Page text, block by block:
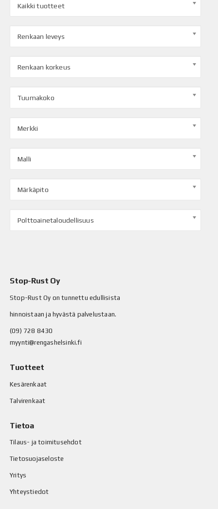
Kaikki tuotteet
Renkaan leveys
Renkaan korkeus
Tuumakoko
Merkki
Malli
Märkäpito
Polttoainetaloudellisuus
Stop-Rust Oy
Stop-Rust Oy on tunnettu edullisista
hinnoistaan ja hyvästä palvelustaan.
(09) 728 8430
myynti@rengashelsinki.fi
Tuotteet
Kesärenkaat
Talvirenkaat
Tietoa
Tilaus- ja toimitusehdot
Tietosuojaseloste
Yritys
Yhteystiedot